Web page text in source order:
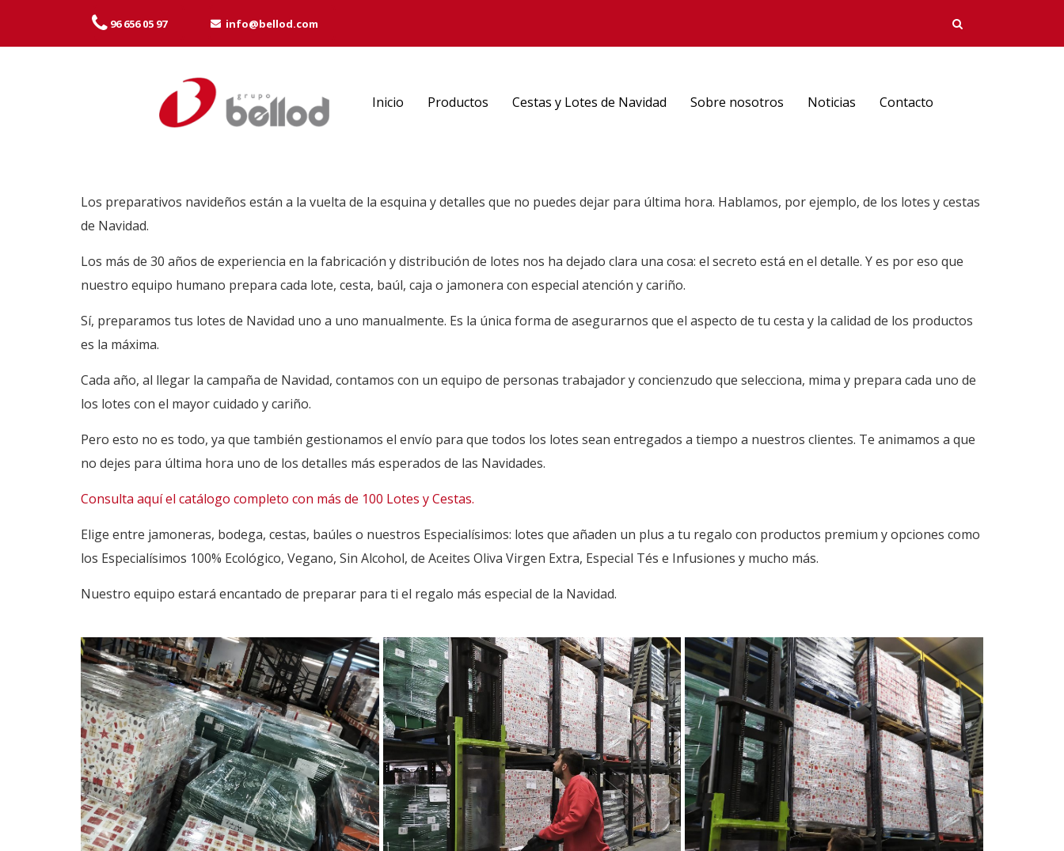
96 656 05 97 info@bellod.com
Inicio Productos Cestas y Lotes de Navidad Sobre nosotros Noticias Contacto
Los preparativos navideños están a la vuelta de la esquina y detalles que no puedes dejar para última hora. Hablamos, por ejemplo, de los lotes y cestas
de Navidad.
Los más de 30 años de experiencia en la fabricación y distribución de lotes nos ha dejado clara una cosa: el secreto está en el detalle. Y es por eso que
nuestro equipo humano prepara cada lote, cesta, baúl, caja o jamonera con especial atención y cariño.
Sí, preparamos tus lotes de Navidad uno a uno manualmente. Es la única forma de asegurarnos que el aspecto de tu cesta y la calidad de los productos
es la máxima.
Cada año, al llegar la campaña de Navidad, contamos con un equipo de personas trabajador y concienzudo que selecciona, mima y prepara cada uno de
los lotes con el mayor cuidado y cariño.
Pero esto no es todo, ya que también gestionamos el envío para que todos los lotes sean entregados a tiempo a nuestros clientes. Te animamos a que
no dejes para última hora uno de los detalles más esperados de las Navidades.
Consulta aquí el catálogo completo con más de 100 Lotes y Cestas.
Elige entre jamoneras, bodega, cestas, baúles o nuestros Especialísimos: lotes que añaden un plus a tu regalo con productos premium y opciones como
los Especialísimos 100% Ecológico, Vegano, Sin Alcohol, de Aceites Oliva Virgen Extra, Especial Tés e Infusiones y mucho más.
Nuestro equipo estará encantado de preparar para ti el regalo más especial de la Navidad.